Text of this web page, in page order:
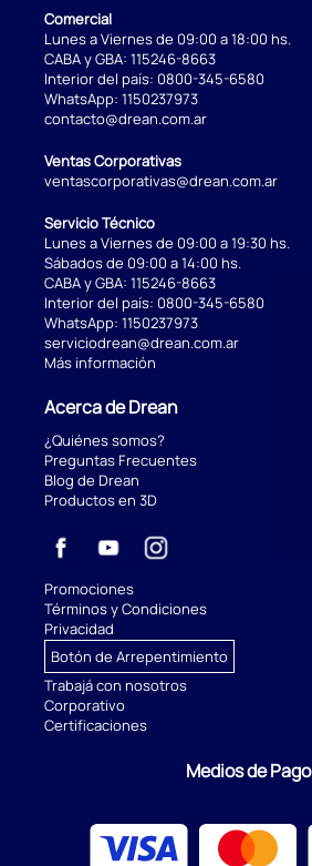
Comercial
Lunes a Viernes de 09:00 a 18:00 hs.
CABA y GBA: 115246-8663
Interior del país: 0800-345-6580
WhatsApp: 1150237973
contacto@drean.com.ar
Ventas Corporativas
ventascorporativas@drean.com.ar
Servicio Técnico
Lunes a Viernes de 09:00 a 19:30 hs.
Sábados de 09:00 a 14:00 hs.
CABA y GBA: 115246-8663
Interior del país: 0800-345-6580
WhatsApp: 1150237973
serviciodrean@drean.com.ar
Más información
Acerca de Drean
¿Quiénes somos?
Preguntas Frecuentes
Blog de Drean
Productos en 3D
Promociones
Términos y Condiciones
Privacidad
Botón de Arrepentimiento
Trabajá con nosotros
Corporativo
Certificaciones
Medios de Pago